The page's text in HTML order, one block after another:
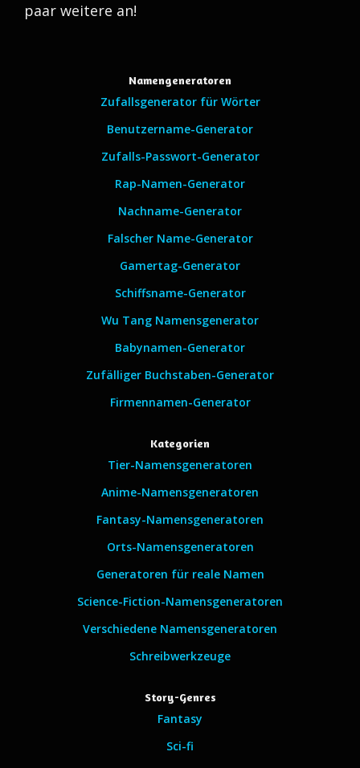
paar weitere an!
Namengeneratoren
Zufallsgenerator für Wörter
Benutzername-Generator
Zufalls-Passwort-Generator
Rap-Namen-Generator
Nachname-Generator
Falscher Name-Generator
Gamertag-Generator
Schiffsname-Generator
Wu Tang Namensgenerator
Babynamen-Generator
Zufälliger Buchstaben-Generator
Firmennamen-Generator
Kategorien
Tier-Namensgeneratoren
Anime-Namensgeneratoren
Fantasy-Namensgeneratoren
Orts-Namensgeneratoren
Generatoren für reale Namen
Science-Fiction-Namensgeneratoren
Verschiedene Namensgeneratoren
Schreibwerkzeuge
Story-Genres
Fantasy
Sci-fi